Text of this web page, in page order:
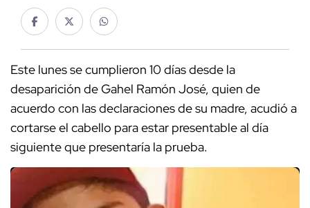
Este lunes se cumplieron 10 días desde la
desaparición de Gahel Ramón José, quien de
acuerdo con las declaraciones de su madre, acudió a
cortarse el cabello para estar presentable al día
siguiente que presentaría la prueba.